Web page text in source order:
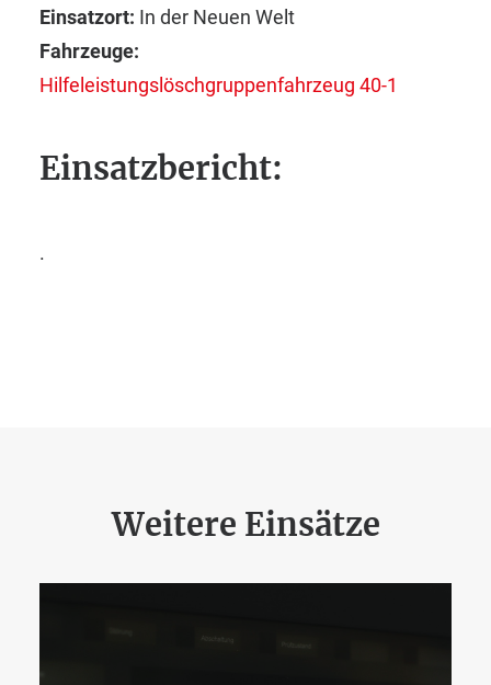
Einsatzort: In der Neuen Welt
Fahrzeuge:
Hilfeleistungslöschgruppenfahrzeug 40-1
Einsatzbericht:
.
Weitere Einsätze